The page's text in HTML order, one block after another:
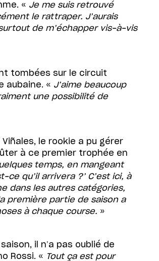
« Je me suis retrouvé
le rattraper. J’aurais
de m’échapper vis-à-vis
tombées sur le circuit
aubaine. « J’aime beaucoup
une possibilité de
le rookie a pu gérer
à ce premier trophée en
temps, en mangeant
ce qu’il arrivera ?’ C’est ici, à
dans les autres catégories,
première partie de saison a
à chaque course. »
il n’a pas oublié de
Rossi. « Tout ça est pour